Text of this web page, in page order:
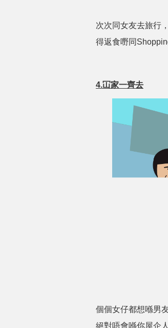
次次同女友去旅行
得返食嘢同
4.冚家一齊去
個個女仔都想喺男
絕對唔會喺你屋企